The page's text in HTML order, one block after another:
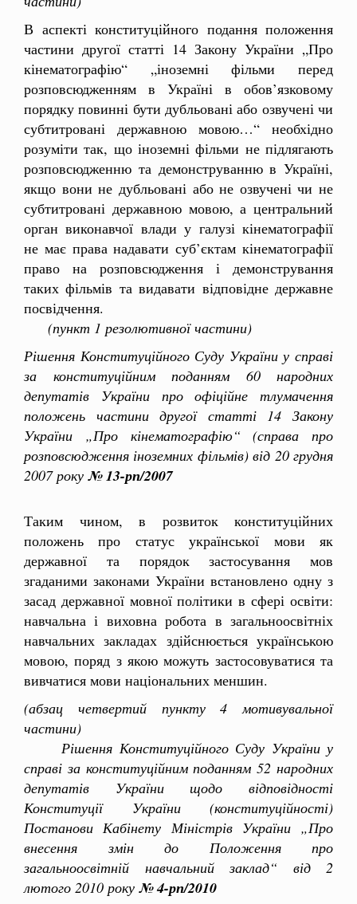
В аспекті конституційного подання положення
частини другої статті 14 Закону України „Про
кінематографію“ „іноземні фільми перед
розповсюдженням в Україні в обов’язковому
порядку повинні бути дубльовані або озвучені чи
субтитровані державною мовою…“ необхідно
розуміти так, що іноземні фільми не підлягають
розповсюдженню та демонструванню в Україні,
якщо вони не дубльовані або не озвучені чи не
субтитровані державною мовою, а центральний
орган виконавчої влади у галузі кінематографії
не має права надавати суб’єктам кінематографії
право на розповсюдження і демонстрування
таких фільмів та видавати відповідне державне
посвідчення.
(пункт 1 резолютивної частини)
Рішення Конституційного Суду України у справі
за конституційним поданням 60 народних
депутатів України про офіційне тлумачення
положень частини другої статті 14 Закону
України „Про кінематографію“ (справа про
розповсюдження іноземних фільмів) від 20 грудня
2007 року № 13-рп/2007
Таким чином, в розвиток конституційних
положень про статус української мови як
державної та порядок застосування мов
згаданими законами України встановлено одну з
засад державної мовної політики в сфері освіти:
навчальна і виховна робота в загальноосвітніх
навчальних закладах здійснюється українською
мовою, поряд з якою можуть застосовуватися та
вивчатися мови національних меншин.
(абзац четвертий пункту 4 мотивувальної
частини)
Рішення Конституційного Суду України у
справі за конституційним поданням 52 народних
депутатів України щодо відповідності
Конституції України (конституційності)
Постанови Кабінету Міністрів України „Про
внесення змін до Положення про
загальноосвітній навчальний заклад“ від 2
лютого 2010 року № 4-рп/2010